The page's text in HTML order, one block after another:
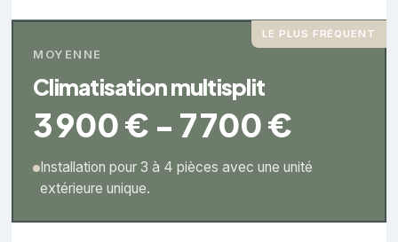
LE PLUS FRÉQUENT
MOYENNE
Climatisation multisplit
3 900 € - 7 700 €
Installation pour 3 à 4 pièces avec une unité
extérieure unique.